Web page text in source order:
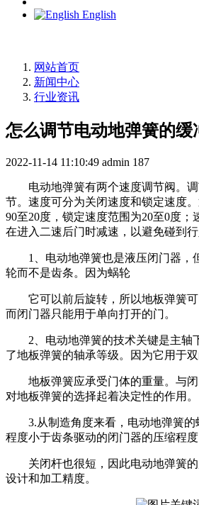
English
网站首页
新闻中心
行业资讯
怎么调节电动地弹簧的缓
2022-11-14 11:10:49 admin 187
电动地弹簧有两个速度调节阀。调
节。速度可分为关闭速度和锁定速度
90至20度，锁定速度范围为20至0度；
在进入二速后门时减速，以避免碰到行
1、电动地弹簧也是液压闭门器，
轮而不是齿条。因为蜗轮
它可以前后旋转，所以地板弹簧可
而闭门器只能用于单向打开的门。
2、电动地弹簧的技术关键是主轴
了地板弹簧的轴承等级。因为它用于
地板弹簧应承受门体的重量。与闭
对地板弹簧的选择起着决定性的作用。
3.从制造角度来看，电动地弹簧的
程度小于齿条驱动的闭门器的压缩程度
关闭杆也很短，因此电动地弹簧的
设计和加工精度。